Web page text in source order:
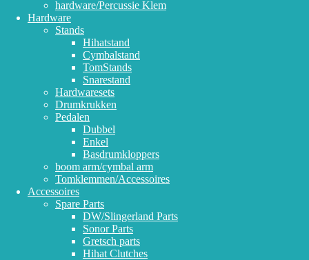
hardware/Percussie Klem
Hardware
Stands
Hihatstand
Cymbalstand
TomStands
Snarestand
Hardwaresets
Drumkrukken
Pedalen
Dubbel
Enkel
Basdrumkloppers
boom arm/cymbal arm
Tomklemmen/Accessoires
Accessoires
Spare Parts
DW/Slingerland Parts
Sonor Parts
Gretsch parts
Hihat Clutches